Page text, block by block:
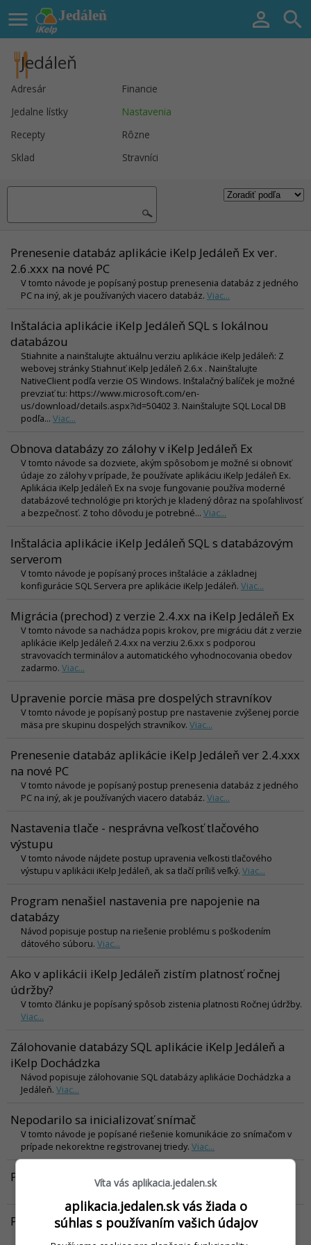
Jedáleň
  
Jedáleň
Adresár
Financie
Jedalne lístky
Nastavenia
Recepty
Rôzne
Sklad
Stravníci
Prenesenie databáz aplikácie iKelp Jedáleň Ex ver.
2.6.xxx na nové PC
V tomto návode je popísaný postup prenesenia databáz z jedného
PC na iný, ak je používaných viacero databáz. Viac...
Inštalácia aplikácie iKelp Jedáleň SQL s lokálnou
databázou
Stiahnite a nainštalujte aktuálnu verziu aplikácie iKelp Jedáleň: Z
webovej stránky Stiahnuť iKelp Jedáleň 2.6.x . Nainštalujte
NativeClient podľa verzie OS Windows. Inštalačný balíček je možné
prevziať tu: https://www.microsoft.com/en-
us/download/details.aspx?id=50402 3. Nainštalujte SQL Local DB
podľa... Viac...
Obnova databázy zo zálohy v iKelp Jedáleň Ex
V tomto návode sa dozviete, akým spôsobom je možné si obnoviť
údaje zo zálohy v prípade, že používate aplikáciu iKelp Jedáleň Ex.
Aplikácia iKelp Jedáleň Ex na svoje fungovanie používa moderné
databázové technológie pri ktorých je kladený dôraz na spoľahlivosť
a bezpečnosť. Z toho dôvodu je potrebné... Viac...
Inštalácia aplikácie iKelp Jedáleň SQL s databázovým
serverom
V tomto návode je popísaný proces inštalácie a základnej
konfigurácie SQL Servera pre aplikácie iKelp Jedáleň. Viac...
Migrácia (prechod) z verzie 2.4.xx na iKelp Jedáleň Ex
V tomto návode sa nachádza popis krokov, pre migráciu dát z verzie
aplikácie iKelp Jedáleň 2.4.xx na verziu 2.6.xx s podporou
stravovacích terminálov a automatického vyhodnocovania obedov
zadarmo. Viac...
Upravenie porcie mäsa pre dospelých stravníkov
V tomto návode je popísaný postup pre nastavenie zvýšenej porcie
mäsa pre skupinu dospelých stravníkov. Viac...
Prenesenie databáz aplikácie iKelp Jedáleň ver 2.4.xxx
na nové PC
V tomto návode je popísaný postup prenesenia databáz z jedného
PC na iný, ak je používaných viacero databáz. Viac...
Nastavenia tlače - nesprávna veľkosť tlačového
výstupu
V tomto návode nájdete postup upravenia veľkosti tlačového
výstupu v aplikácii iKelp Jedáleň, ak sa tlačí príliš veľký. Viac...
Program nenašiel nastavenia pre napojenie na
databázy
Návod popisuje postup na riešenie problému s poškodením
dátového súboru. Viac...
Ako v aplikácii iKelp Jedáleň zistím platnosť ročnej
údržby?
V tomto článku je popísaný spôsob zistenia platnosti Ročnej údržby.
Viac...
Zálohovanie databázy SQL aplikácie iKelp Jedáleň a
iKelp Dochádzka
Návod popisuje zálohovanie SQL databázy aplikácie Dochádzka a
Jedáleň. Viac...
Nepodarilo sa inicializovať snímač
V tomto návode je popísané riešenie komunikácie zo snímačom v
prípade nekorektne registrovanej triedy. Viac...
Parametre spustenia aplikácie
Článok opisuje, ako sa dá aplikácia spustiť s parametrami.
Predĺženie údržby
Víta vás aplikacia.jedalen.sk
aplikacia.jedalen.sk vás žiada o
súhlas s používaním vašich údajov